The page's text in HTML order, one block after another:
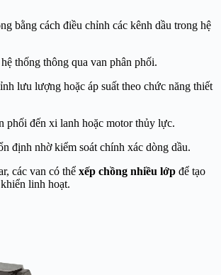
bằng cách điều chỉnh các kênh dầu trong hệ
thống thông qua van phân phối.
lưu lượng hoặc áp suất theo chức năng thiết
phối đến xi lanh hoặc motor thủy lực.
định nhờ kiểm soát chính xác dòng dầu.
các van có thể xếp chồng nhiều lớp để tạo
linh hoạt.